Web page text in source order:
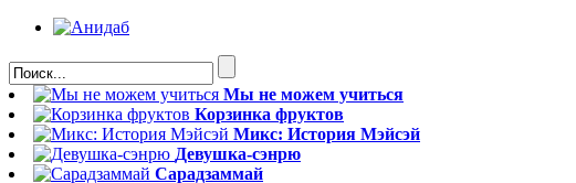
Мы не можем учиться
Корзинка фруктов
Микс: История Мэйсэй
Девушка-сэнрю
Сарадзаммай